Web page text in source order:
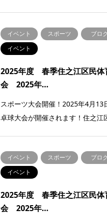
イベント スポーツ ブロ
イベント
2025年度 春季住之江区民
会 2025年…
スポーツ大会開催！2025年4月13
卓球大会が開催されます！住之
イベント スポーツ ブロ
イベント
2025年度 春季住之江区民
会 2025年…